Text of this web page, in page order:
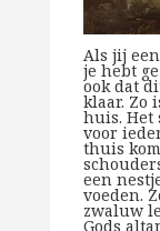
Als jij
je hebt
ook dat
klaar. Zo
huis. Het
voor
thuis
een
voeden.
zwaluw
Gods